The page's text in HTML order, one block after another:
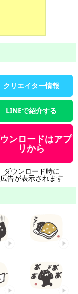
クリエイター情報
LINEで紹介する
ンロードはアプ
リから
ダウンロード時に
広告が表示されます